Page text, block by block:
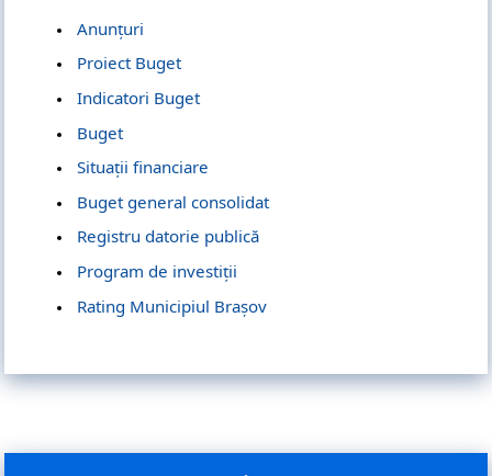
Anunțuri
Proiect Buget
Indicatori Buget
Buget
Situații financiare
Buget general consolidat
Registru datorie publică
Program de investiții
Rating Municipiul Brașov